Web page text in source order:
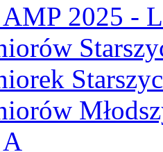
AMP 2025 -
A